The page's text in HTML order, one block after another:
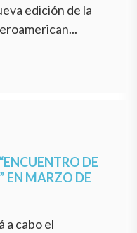
edición de la
DE
EN MARZO DE
a cabo el